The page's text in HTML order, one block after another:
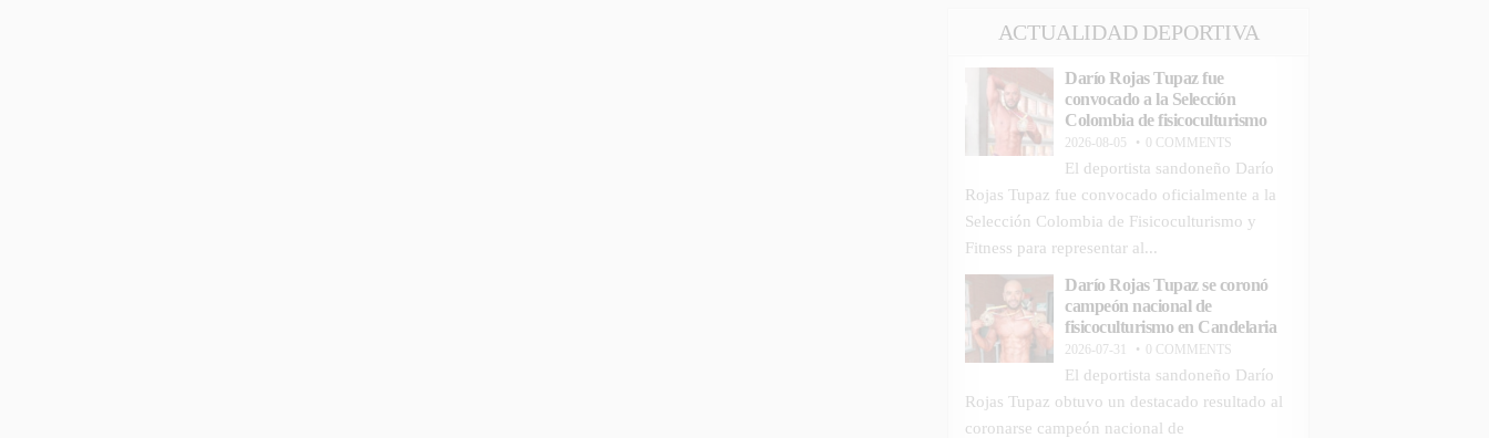
ACTUALIDAD DEPORTIVA
Darío Rojas Tupaz fue
convocado a la Selección
Colombia de fisicoculturismo
2026-08-05 0 COMMENTS
El deportista sandoneño Darío
Rojas Tupaz fue convocado oficialmente a la
Selección Colombia de Fisicoculturismo y
Fitness para representar al...
Darío Rojas Tupaz se coronó
campeón nacional de
fisicoculturismo en Candelaria
2026-07-31 0 COMMENTS
El deportista sandoneño Darío
Rojas Tupaz obtuvo un destacado resultado al
coronarse campeón nacional de